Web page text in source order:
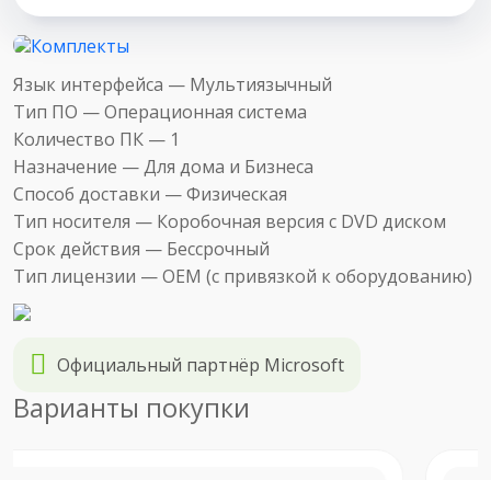
Язык интерфейса — Мультиязычный
Тип ПО —Операционная система
Количество ПК — 1
Назначение —Для дома и Бизнеса
Способ доставки —Физическая
Тип носителя — Коробочная версия с DVD диском
Срок действия — Бессрочный
Тип лицензии —OEM (c привязкой к оборудованию)
Официальный партнёр Microsoft
Варианты покупки